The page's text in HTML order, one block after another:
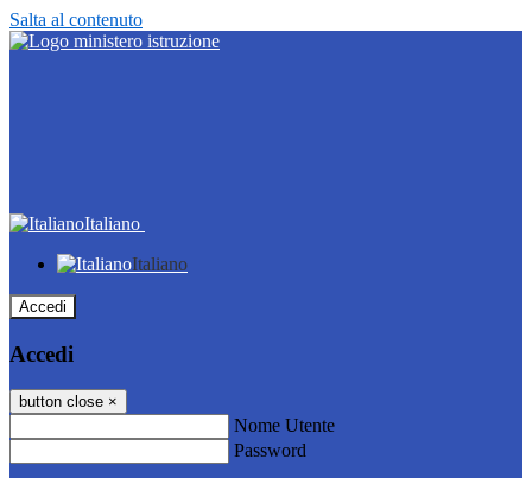
Salta al contenuto
Italiano
Italiano
Accedi
Accedi
button close ×
Nome Utente
Password